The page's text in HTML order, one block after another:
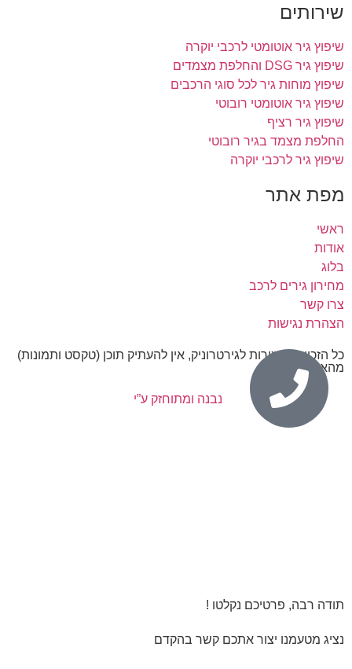
שירותים
שיפוץ גיר אוטומטי לרכבי יוקרה
שיפוץ גיר DSG והחלפת מצמדים
שיפוץ מוחות גיר לכל סוגי הרכבים
שיפוץ גיר אוטומטי רובוטי
שיפוץ גיר רציף
החלפת מצמד בגיר רובוטי
שיפוץ גיר לרכבי יוקרה
מפת אתר
ראשי
אודות
בלוג
מחירון גירים לרכב
צרו קשר
הצהרת נגישות
כל הזכויות שמורות לגירטרוניק, אין להעתיק תוכן (טקסט ותמונות)
מהאתר.
נבנה ומתוחזק ע”י
תודה רבה, פרטיכם נקלטו !
נציג מטעמנו יצור אתכם קשר בהקדם